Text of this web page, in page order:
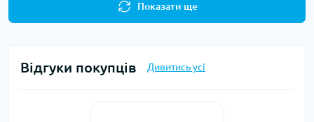
Показати ще
Відгуки покупців Дивитись усі